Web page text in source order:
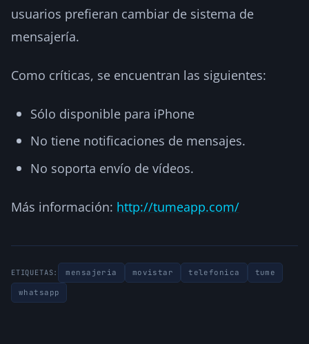
usuarios prefieran cambiar de sistema de
mensajería.
Como críticas, se encuentran las siguientes:
Sólo disponible para iPhone
No tiene notificaciones de mensajes.
No soporta envío de vídeos.
Más información: http://tumeapp.com/
ETIQUETAS: mensajeria movistar telefonica tume
whatsapp